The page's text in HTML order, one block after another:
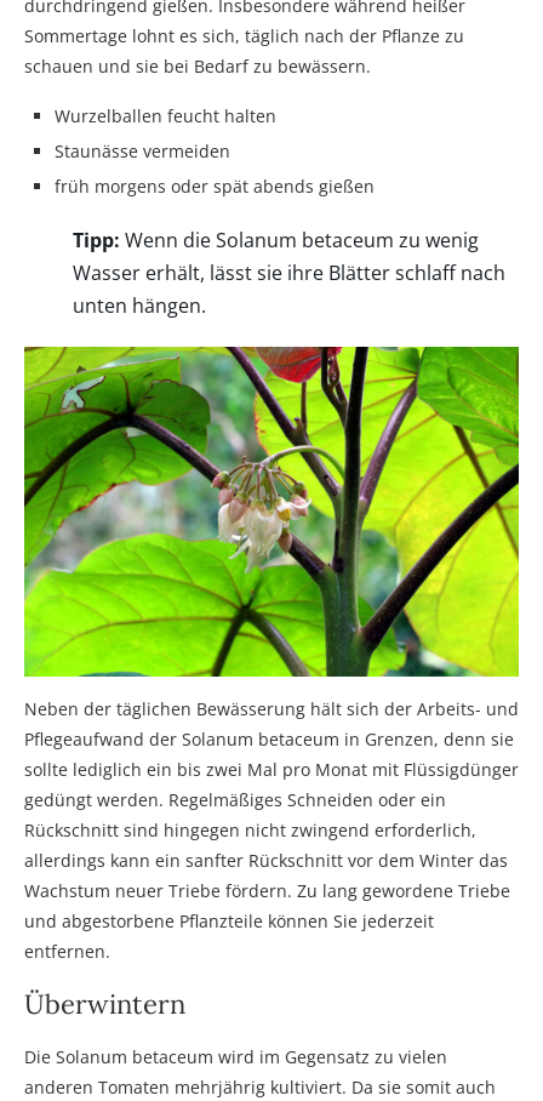
durchdringend gießen. Insbesondere während heißer
Sommertage lohnt es sich, täglich nach der Pflanze zu
schauen und sie bei Bedarf zu bewässern.
Wurzelballen feucht halten
Staunässe vermeiden
früh morgens oder spät abends gießen
Tipp: Wenn die Solanum betaceum zu wenig
Wasser erhält, lässt sie ihre Blätter schlaff nach
unten hängen.
Neben der täglichen Bewässerung hält sich der Arbeits- und
Pflegeaufwand der Solanum betaceum in Grenzen, denn sie
sollte lediglich ein bis zwei Mal pro Monat mit Flüssigdünger
gedüngt werden. Regelmäßiges Schneiden oder ein
Rückschnitt sind hingegen nicht zwingend erforderlich,
allerdings kann ein sanfter Rückschnitt vor dem Winter das
Wachstum neuer Triebe fördern. Zu lang gewordene Triebe
und abgestorbene Pflanzteile können Sie jederzeit
entfernen.
Überwintern
Die Solanum betaceum wird im Gegensatz zu vielen
anderen Tomaten mehrjährig kultiviert. Da sie somit auch